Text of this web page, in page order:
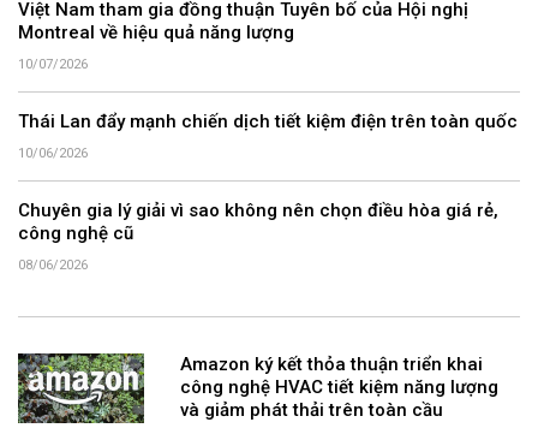
Việt Nam tham gia đồng thuận Tuyên bố của Hội nghị
Montreal về hiệu quả năng lượng
10/07/2026
Thái Lan đẩy mạnh chiến dịch tiết kiệm điện trên toàn quốc
10/06/2026
Chuyên gia lý giải vì sao không nên chọn điều hòa giá rẻ,
công nghệ cũ
08/06/2026
Amazon ký kết thỏa thuận triển khai
công nghệ HVAC tiết kiệm năng lượng
và giảm phát thải trên toàn cầu